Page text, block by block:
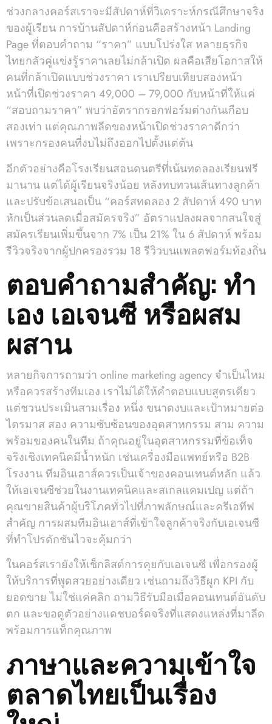
ช่วงกลางคอร์สเราจะมีสัปดาห์ที่วิเคราะห์กรณีศึกษาจริง
ของผู้เรียน การบ้านสัปดาห์ก่อนคือสร้างหน้า Landing
Page ที่ตอบคำถาม “ราคา” แบบโปร่งใส หลายธุรกิจ
ไทยกลัวคู่แข่งรู้ราคาเลยไม่กล้าเปิด ผลคือเสียโอกาสให้
คนที่กล้าเปิดแบบช่วงราคา เราเปรียบเทียบสองหน้า
หน้าที่เปิดช่วงราคา 49,000 – 79,000 กับหน้าที่ให้แค่
“สอบถามราคา” พบว่าอัตรากรอกฟอร์มต่างกันเกือบ
สองเท่า แต่คุณภาพลีดของหน้าเปิดช่วงราคาดีกว่า
เพราะกรองคนที่งบไม่ถึงออกไปตั้งแต่ต้น
อีกตัวอย่างคือโรงเรียนสอนดนตรีที่เน้นทดลองเรียนฟรี
มานาน แต่ได้ผู้เรียนจริงน้อย หลังทบทวนเส้นทางลูกค้า
และปรับข้อเสนอเป็น “คอร์สทดลอง 2 สัปดาห์ 490 บาท
หักเป็นส่วนลดเมื่อสมัครจริง” อัตราแปลงผลจากสนใจสู่
สมัครเรียนเพิ่มขึ้นจาก 7% เป็น 21% ใน 6 สัปดาห์ พร้อม
รีวิวจริงจากผู้ปกครองรวม 18 รีวิวบนแพลตฟอร์มท้องถิ่น
ตอบคำถามสำคัญ: ทำ
เอง เอเจนซี หรือผสม
ผสาน
หลายกิจการถามว่า online marketing agency จำเป็นไหม
หรือควรสร้างทีมเอง เราไม่ได้ให้คำตอบแบบสูตรเดียว
แต่ชวนประเมินสามเรื่อง หนึ่ง ขนาดงบและเป้าหมายต่อ
ไตรมาส สอง ความซับซ้อนของอุตสาหกรรม สาม ความ
พร้อมของคนในทีม ถ้าคุณอยู่ในอุตสาหกรรมที่ข้อเท็จ
จริงเชิงเทคนิคมีน้ำหนัก เช่นเครื่องมือแพทย์หรือ B2B
โรงงาน ทีมอินเฮาส์ควรเป็นเจ้าของคอนเทนต์หลัก แล้ว
ให้เอเจนซีช่วยในงานเทคนิคและสเกลแคมเปญ แต่ถ้า
คุณขายสินค้าผู้บริโภคทั่วไปที่ภาพลักษณ์และครีเอทีฟ
สำคัญ การผสมทีมอินเฮาส์ที่เข้าใจลูกค้าจริงกับเอเจนซี
ที่ทำโปรดักชันไวจะคุ้มกว่า
ในคอร์สเรายังให้เช็กลิสต์การคุยกับเอเจนซี เพื่อกรองผู้
ให้บริการที่พูดสวยอย่างเดียว เช่นถามถึงวิธีผูก KPI กับ
ยอดขาย ไม่ใช่แค่คลิก ถามวิธีรับมือเมื่อคอนเทนต์อันดับ
ตก และขอดูตัวอย่างแดชบอร์ดจริงที่แสดงแหล่งที่มาลีด
พร้อมการแท็กคุณภาพ
ภาษาและความเข้าใจ
ตลาดไทยเป็นเรื่อง